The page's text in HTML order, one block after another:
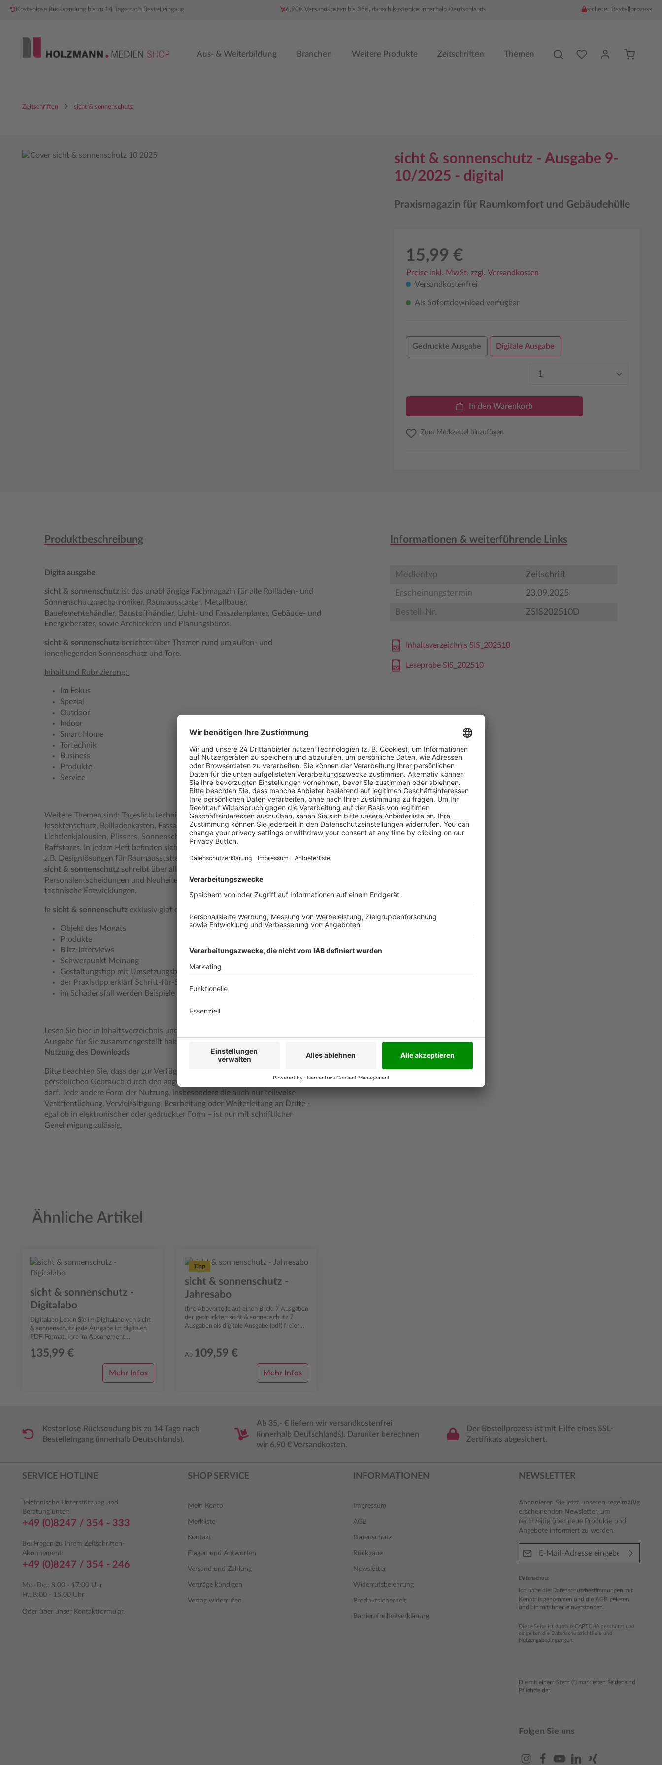
Kostenlose Rücksendung bis zu 14 Tage nach Bestelleingang 6,90€ Versandkosten bis 35€, danach kostenlos innerhalb Deutschlands sicherer Bestellprozess
Aus- & Weiterbildung Branchen Weitere Produkte Zeitschriften Themen Du hast %counter%
Zeitschriften sicht & sonnenschutz
Bildergalerie überspringen
sicht & sonnenschutz - Ausgabe 9-
10/2025 - digital
Praxismagazin für Raumkomfort und Gebäudehülle
15,99 €
Preise inkl. MwSt. zzgl. Versandkosten
Versandkostenfrei
Als Sofortdownload verfügbar
Gedruckte Ausgabe Digitale Ausgabe
Produkt Anzahl: Gib
In den Warenkorb
Zum Merkzettel hinzufügen
Produktbeschreibung
Digitalausgabe
sicht & sonnenschutz ist das unabhängige Fachmagazin für alle Rollladen- und
Sonnenschutzmechatroniker, Raumausstatter, Metallbauer,
Bauelementehändler, Baustoffhändler, Licht- und Fassadenplaner, Gebäude- und
Energieberater, sowie Architekten und Planungsbüros.
sicht & sonnenschutz berichtet über Themen rund um außen- und
innenliegenden Sonnenschutz und Tore.
Inhalt und Rubrizierung:
Im Fokus
Spezial
Outdoor
Indoor
Smart Home
Tortechnik
Business
Produkte
Service
Weitere Themen sind: Tageslichttechnik, Klapp- und Schiebeläden,
Insektenschutz, Rollladenkasten, Fassadentechnik, Sonnenschutzfolie,
Lichtlenkjalousien, Plissees, Sonnenschutzgläser, Flächenvorhänge und
Raffstores. In jedem Heft befinden sich wechselnde Themenschwerpunkte wie
z.B. Designlösungen für Raumausstatter oder Energiesparen.
sicht & sonnenschutz schreibt über alles was die Branche bewegt,
Personalentscheidungen und Neuheiten auch auf Herstellerseite insbesondere
technische Entwicklungen.
In sicht & sonnenschutz exklusiv gibt es weitere Serviceelemente:
Objekt des Monats
Produkte
Blitz-Interviews
Schwerpunkt Meinung
Gestaltungstipp mit Umsetzungsbeispielen
der Praxistipp erklärt Schritt-für-Schritt, wie sie montieren
im Schadensfall werden Beispiele erörtert und Tipps gegeben
Lesen Sie hier in Inhaltsverzeichnis und Leseprobe, was wir für die aktuelle
Ausgabe für Sie zusammengestellt haben.
Nutzung des Downloads
Bitte beachten Sie, dass der zur Verfügung gestellte Download nur zum
persönlichen Gebrauch durch den angemeldeten Kunden verwendet werden
darf. Jede andere Form der Nutzung, insbesondere die auch nur teilweise
Veröffentlichung, Vervielfältigung, Bearbeitung oder Weiterleitung an Dritte -
egal ob in elektronischer oder gedruckter Form – ist nur mit schriftlicher
Genehmigung zulässig.
Informationen & weiterführende Links
Medientyp Zeitschrift
Erscheinungstermin 23.09.2025
Bestell-Nr. ZSIS202510D
Inhaltsverzeichnis SIS_202510
Leseprobe SIS_202510
Ähnliche Artikel
sicht & sonnenschutz -
Digitalabo
Digitalabo Lesen Sie im Digitalabo von sicht
& sonnenschutz jede Ausgabe im digitalen
PDF-Format. Ihre im Abonnement
135,99 €
Mehr Infos
Tipp
sicht & sonnenschutz -
Jahresabo
Ihre Abovorteile auf einen Blick: 7 Ausgaben
der gedruckten sicht & sonnenschutz 7
Ausgaben als digitale Ausgabe (pdf) freier
Ab 109,59 €
Mehr Infos
Kostenlose Rücksendung bis zu 14 Tage nach
Bestelleingang (innerhalb Deutschlands).
Ab 35,- € liefern wir versandkostenfrei
(innerhalb Deutschlands). Darunter berechnen
wir 6,90 € Versandkosten.
Der Bestellprozess ist mit Hilfe eines SSL-
Zertifikats abgesichert.
SERVICE HOTLINE
Telefonische Unterstützung und
Beratung unter:
+49 (0)8247 / 354 - 333
Bei Fragen zu Ihrem Zeitschriften-
Abonnement:
+49 (0)8247 / 354 - 246
Mo.-Do.: 8:00 - 17:00 Uhr
Fr.: 8:00 - 15:00 Uhr
Oder über unser Kontaktformular.
SHOP SERVICE
Mein Konto
Merkliste
Kontakt
Fragen und Antworten
Versand und Zahlung
Verträge kündigen
Vertag widerrufen
INFORMATIONEN
Impressum
AGB
Datenschutz
Rückgabe
Newsletter
Widerrufsbelehrung
Produktsicherheit
Barrierefreiheitserklärung
NEWSLETTER
Abonnieren Sie jetzt unseren regelmäßig
erscheinenden Newsletter, um
rechtzeitig über neue Produkte und
Angebote informiert zu werden.
Datenschutz
Ich habe die Datenschutzbestimmungen zur
Kenntnis genommen und die AGB gelesen
und bin mit ihnen einverstanden.
Diese Seite ist durch reCAPTCHA geschützt und
es gelten die Datenschutzrichtlinie und
Nutzungsbedingungen
Die mit einem Stern (*) markierten Felder sind
Pflichtfelder.
Folgen Sie uns